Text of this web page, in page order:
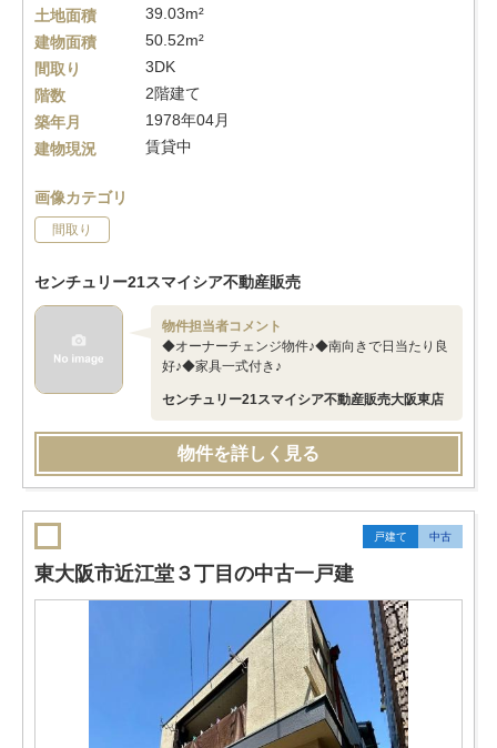
土地面積
39.03m²
建物面積
50.52m²
間取り
3DK
階数
2階建て
築年月
1978年04月
建物現況
賃貸中
画像カテゴリ
間取り
センチュリー21スマイシア不動産販売
物件担当者コメント
◆オーナーチェンジ物件♪◆南向きで日当たり良
好♪◆家具一式付き♪
センチュリー21スマイシア不動産販売大阪東店
物件を詳しく見る
戸建て 中古
東大阪市近江堂３丁目の中古一戸建